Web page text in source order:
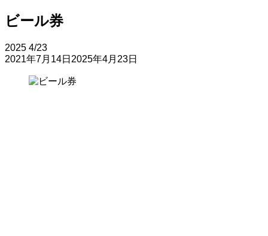
ビール券
2025 4/23
2021年7月14日 2025年4月23日